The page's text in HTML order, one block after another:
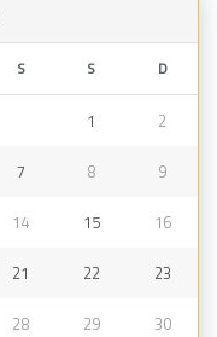
S S D
1 2
7 8 9
14 15 16
21 22 23
28 29 30